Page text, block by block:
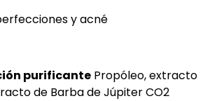
y acné
purificante Propóleo, extracto
de Barba de Júpiter CO2